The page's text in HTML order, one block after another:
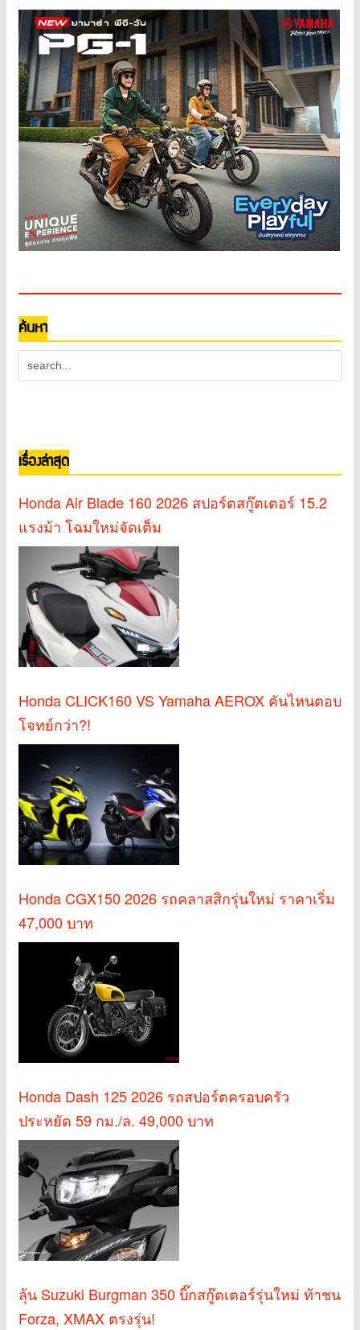
ค้นหา
เรื่องล่าสุด
Honda Air Blade 160 2026 สปอร์ตสกู๊ตเตอร์ 15.2
แรงม้า โฉมใหม่จัดเต็ม
Honda CLICK160 VS Yamaha AEROX คันไหนตอบ
โจทย์กว่า?!
Honda CGX150 2026 รถคลาสสิกรุ่นใหม่ ราคาเริ่ม
47,000 บาท
Honda Dash 125 2026 รถสปอร์ตครอบครัว
ประหยัด 59 กม./ล. 49,000 บาท
ลุ้น Suzuki Burgman 350 บิ๊กสกู๊ตเตอร์รุ่นใหม่ ท้าชน
Forza, XMAX ตรงรุ่น!